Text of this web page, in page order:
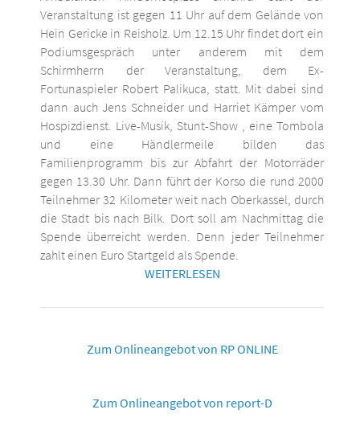
Veranstaltung ist gegen 11 Uhr auf dem Gelände von
Hein Gericke in Reisholz. Um 12.15 Uhr findet dort ein
Podiumsgespräch unter anderem mit dem
Schirmherrn der Veranstaltung, dem Ex-
Fortunaspieler Robert Palikuca, statt. Mit dabei sind
dann auch Jens Schneider und Harriet Kämper vom
Hospizdienst. Live-Musik, Stunt-Show , eine Tombola
und eine Händlermeile bilden das
Familienprogramm bis zur Abfahrt der Motorräder
gegen 13.30 Uhr. Dann führt der Korso die rund 2000
Teilnehmer 32 Kilometer weit nach Oberkassel, durch
die Stadt bis nach Bilk. Dort soll am Nachmittag die
Spende überreicht werden. Denn jeder Teilnehmer
zahlt einen Euro Startgeld als Spende.
WEITERLESEN
Zum Onlineangebot von RP ONLINE
Zum Onlineangebot von report-D